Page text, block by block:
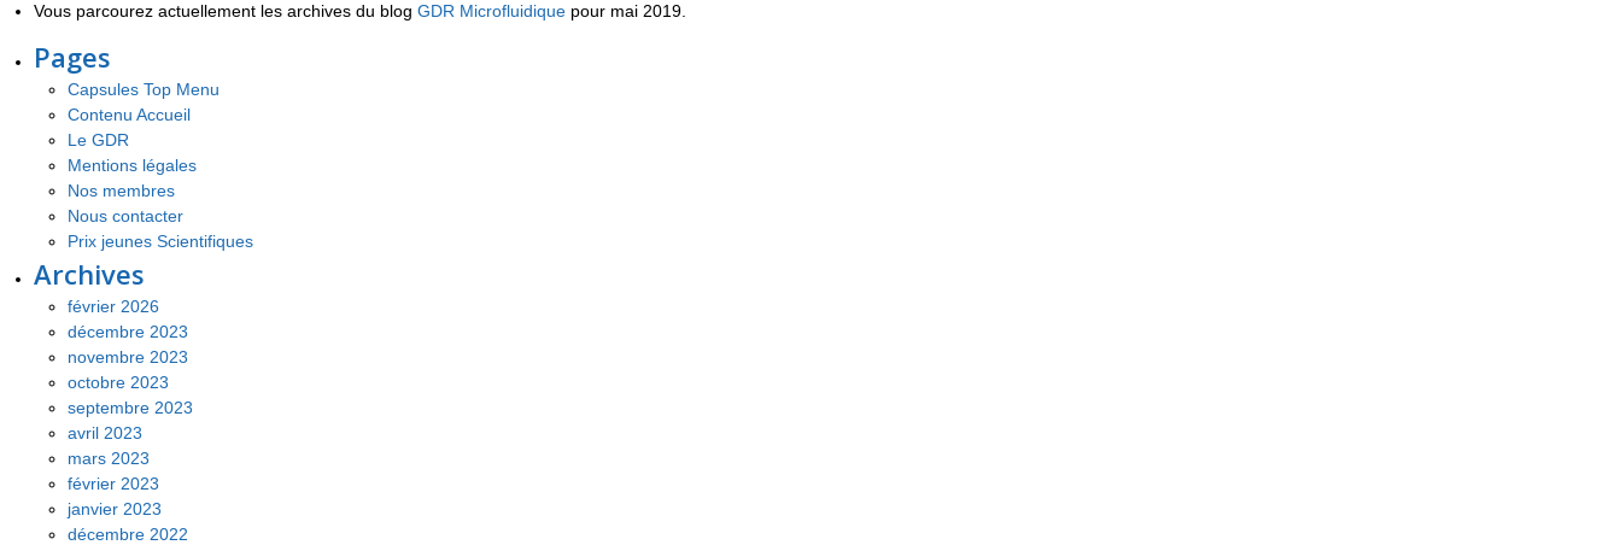
Vous parcourez actuellement les archives du blog GDR Microfluidique pour mai 2019.
Pages
Capsules Top Menu
Contenu Accueil
Le GDR
Mentions légales
Nos membres
Nous contacter
Prix jeunes Scientifiques
Archives
février 2026
décembre 2023
novembre 2023
octobre 2023
septembre 2023
avril 2023
mars 2023
février 2023
janvier 2023
décembre 2022